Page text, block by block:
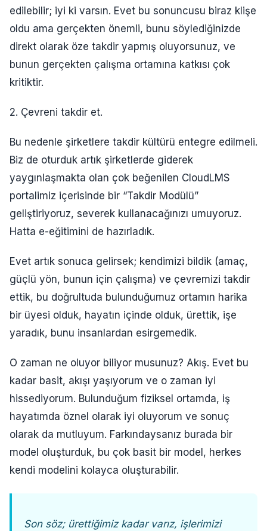
edilebilir; iyi ki varsın. Evet bu sonuncusu biraz klişe
oldu ama gerçekten önemli, bunu söylediğinizde
direkt olarak öze takdir yapmış oluyorsunuz, ve
bunun gerçekten çalışma ortamına katkısı çok
kritiktir.
2. Çevreni takdir et.
Bu nedenle şirketlere takdir kültürü entegre edilmeli.
Biz de oturduk artık şirketlerde giderek
yaygınlaşmakta olan çok beğenilen CloudLMS
portalimiz içerisinde bir “Takdir Modülü”
geliştiriyoruz, severek kullanacağınızı umuyoruz.
Hatta e-eğitimini de hazırladık.
Evet artık sonuca gelirsek; kendimizi bildik (amaç,
güçlü yön, bunun için çalışma) ve çevremizi takdir
ettik, bu doğrultuda bulunduğumuz ortamın harika
bir üyesi olduk, hayatın içinde olduk, ürettik, işe
yaradık, bunu insanlardan esirgemedik.
O zaman ne oluyor biliyor musunuz? Akış. Evet bu
kadar basit, akışı yaşıyorum ve o zaman iyi
hissediyorum. Bulunduğum fiziksel ortamda, iş
hayatımda öznel olarak iyi oluyorum ve sonuç
olarak da mutluyum. Farkındaysanız burada bir
model oluşturduk, bu çok basit bir model, herkes
kendi modelini kolayca oluşturabilir.
Son söz; ürettiğimiz kadar varız, işlerimizi